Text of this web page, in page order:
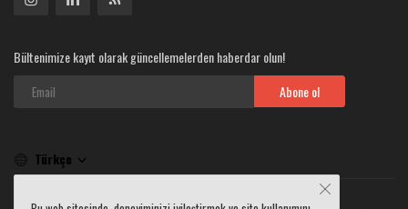
Bültenimize kayıt olarak güncellemelerden haberdar olun!
Abone ol
Türkçe